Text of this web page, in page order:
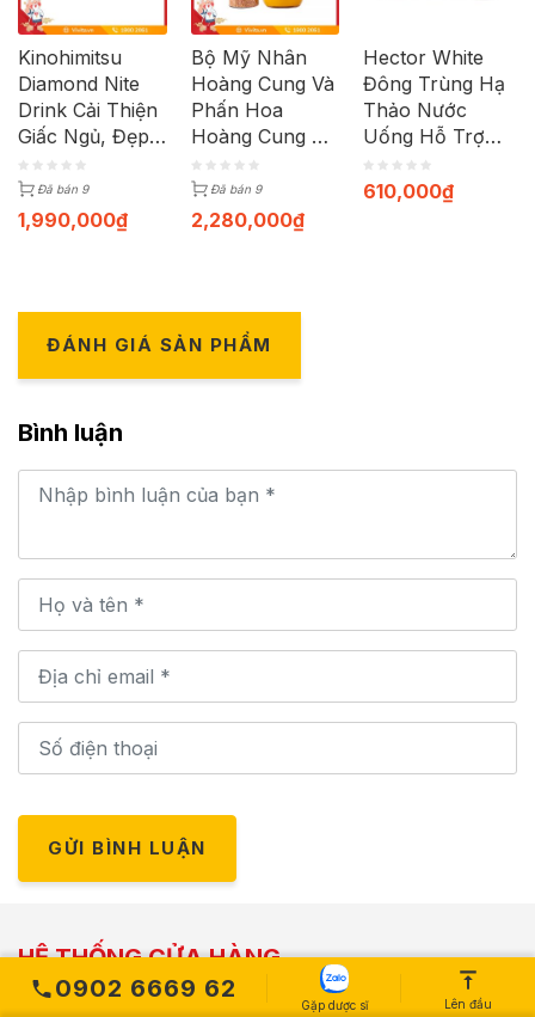
Kinohimitsu
Diamond Nite
Drink Cải Thiện
Giấc Ngủ, Đẹp
Da (Hộp 16
chai)Đã bán 9
1,990,000₫
Bộ Mỹ Nhân
Hoàng Cung Và
Phấn Hoa
Hoàng Cung Hỗ
Trợ Làm Đẹp
Da Toàn Diện
Bằng Thiên
Đã bán 9
2,280,000₫
Hector White
Đông Trùng Hạ
Thảo Nước
Uống Hỗ Trợ
Làm Đều Màu
Da, Cải Thiện
610,000₫
ĐÁNH GIÁ SẢN PHẨM
Bình luận
GỬI BÌNH LUẬN
0902 6669 62
Gặp dược sĩ Lên đầu
HỆ THỐNG CỬA HÀNG